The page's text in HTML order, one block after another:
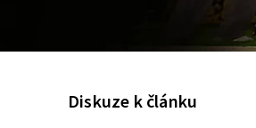
Diskuze k článku